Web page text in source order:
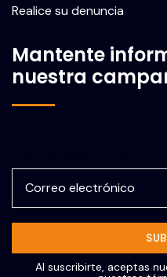
Realice su denuncia
Mantente
nuestra
Al suscribirte, aceptas